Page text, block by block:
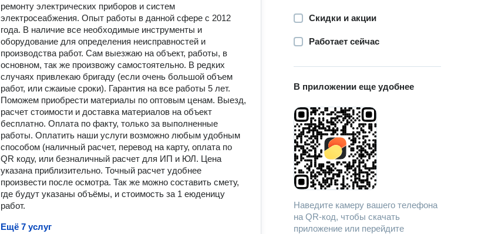
ремонту электрических приборов и систем
электросеабжения. Опыт работы в данной сфере с 2012
года. В наличие все необходимые инструменты и
оборудование для определения неисправностей и
производства работ. Сам выезжаю на объект, работы, в
основном, так же произвожу самостоятельно. В редких
случаях привлекаю бригаду (если очень большой объем
работ, или сжаиые сроки). Гарантия на все работы 5 лет.
Поможем приобрести материалы по оптовым ценам. Выезд,
расчет стоимости и доставка материалов на объект
бесплатно. Оплата по факту, только за выполненные
работы. Оплатить наши услуги возможно любым удобным
способом (наличный расчет, перевод на карту, оплата по
QR коду, или безналичный расчет для ИП и ЮЛ. Цена
указана приблизительно. Точный расчет удобнее
произвести после осмотра. Так же можно составить смету,
где будут указаны объёмы, и стоимость за 1 еюденицу
работ.
Ещё 7 услуг
Скидки и акции
Работает сейчас
В приложении еще удобнее
Наведите камеру вашего телефона
на QR-код, чтобы скачать
приложение или перейдите